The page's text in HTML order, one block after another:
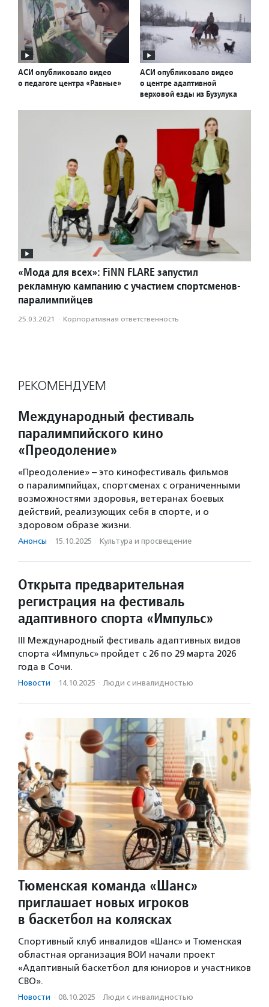
АСИ опубликовало видео
о педагоге центра «Равные»
АСИ опубликовало видео
о центре адаптивной
верховой езды из Бузулука
«Мода для всех»: FiNN FLARE запустил
рекламную кампанию с участием спортсменов-
паралимпийцев
25.03.2021 · Корпоративная ответственность
РЕКОМЕНДУЕМ
Международный фестиваль
паралимпийского кино
«Преодоление»
«Преодоление» – это кинофестиваль фильмов
о паралимпийцах, спортсменах с ограниченными
возможностями здоровья, ветеранах боевых
действий, реализующих себя в спорте, и о
здоровом образе жизни.
Анонсы · 15.10.2025 · Культура и просвещение
Открыта предварительная
регистрация на фестиваль
адаптивного спорта «Импульс»
III Международный фестиваль адаптивных видов
спорта «Импульс» пройдет с 26 по 29 марта 2026
года в Сочи.
Новости · 14.10.2025 · Люди с инвалидностью
Тюменская команда «Шанс»
приглашает новых игроков
в баскетбол на колясках
Спортивный клуб инвалидов «Шанс» и Тюменская
областная организация ВОИ начали проект
«Адаптивный баскетбол для юниоров и участников
СВО».
Новости · 08.10.2025 · Люди с инвалидностью